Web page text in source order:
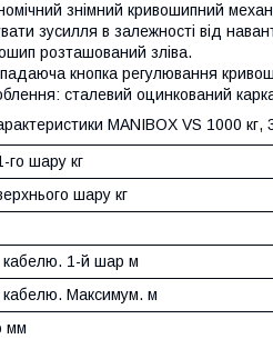
знімний кривошипний
зусилля в залежності від
розташований зліва.
кнопка регулювання
сталевий оцинкований
MANIBOX VS 1000
го шару кг
шару кг
кабелю. 1-й шар м
кабелю. Максимум. м
мм